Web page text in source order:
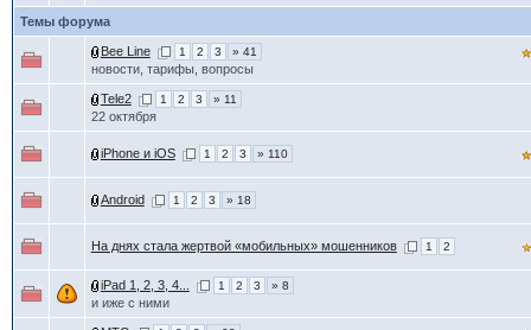
Темы форума
Bee Line 1 2 3 » 41
новости, тарифы, вопросы
Tele2 1 2 3 » 11
22 октября
iPhone и iOS 1 2 3 » 110
Android 1 2 3 » 18
На днях стала жертвой «мобильных» мошенников 1 2
iPad 1, 2, 3, 4... 1 2 3 » 8
и иже с ними